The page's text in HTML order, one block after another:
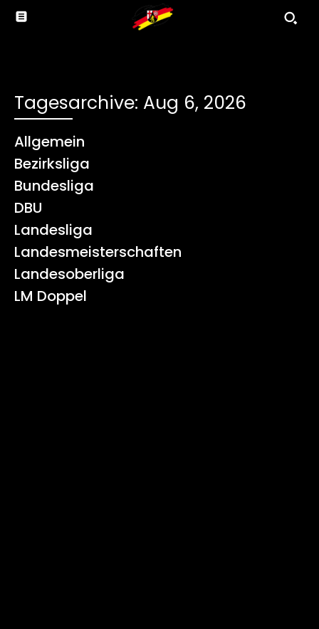
Tagesarchive: Aug 6, 2026
Allgemein
Bezirksliga
Bundesliga
DBU
Landesliga
Landesmeisterschaften
Landesoberliga
LM Doppel